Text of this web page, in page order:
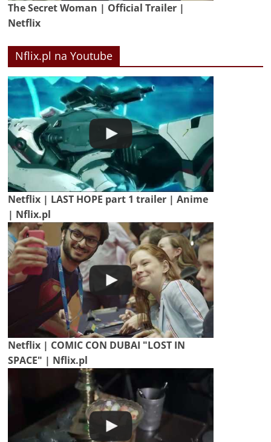
The Secret Woman | Official Trailer |
Netflix
Nflix.pl na Youtube
Netflix | LAST HOPE part 1 trailer | Anime
| Nflix.pl
Netflix | COMIC CON DUBAI "LOST IN
SPACE" | Nflix.pl